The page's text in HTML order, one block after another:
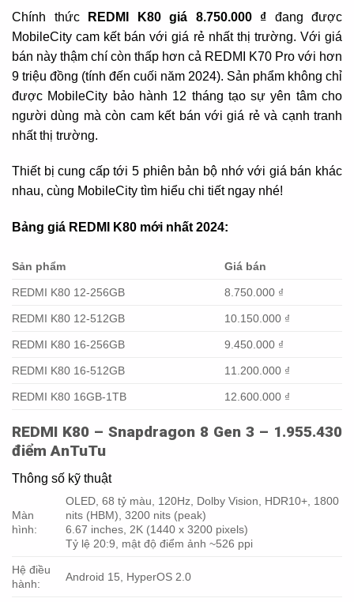
Chính thức REDMI K80 giá 8.750.000 ₫ đang được
MobileCity cam kết bán với giá rẻ nhất thị trường. Với giá
bán này thậm chí còn thấp hơn cả REDMI K70 Pro với hơn
9 triệu đồng (tính đến cuối năm 2024). Sản phẩm không chỉ
được MobileCity bảo hành 12 tháng tạo sự yên tâm cho
người dùng mà còn cam kết bán với giá rẻ và cạnh tranh
nhất thị trường.
Thiết bị cung cấp tới 5 phiên bản bộ nhớ với giá bán khác
nhau, cùng MobileCity tìm hiểu chi tiết ngay nhé!
Bảng giá REDMI K80 mới nhất 2024:
Sản phẩm Giá bán
REDMI K80 12-256GB 8.750.000 ₫
REDMI K80 12-512GB 10.150.000 ₫
REDMI K80 16-256GB 9.450.000 ₫
REDMI K80 16-512GB 11.200.000 ₫
REDMI K80 16GB-1TB 12.600.000 ₫
REDMI K80 – Snapdragon 8 Gen 3 – 1.955.430
điểm AnTuTu
Thông số kỹ thuật
Màn
hình:
OLED, 68 tỷ màu, 120Hz, Dolby Vision, HDR10+, 1800
nits (HBM), 3200 nits (peak)
6.67 inches, 2K (1440 x 3200 pixels)
Tỷ lệ 20:9, mật độ điểm ảnh ~526 ppi
Hệ điều
hành:
Android 15, HyperOS 2.0